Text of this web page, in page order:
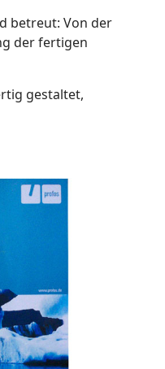
betreut: Von der
der fertigen
gestaltet,